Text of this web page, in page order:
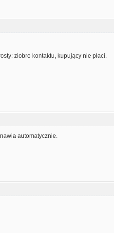
ziobro kontaktu, kupujący nie płaci.
automatycznie.